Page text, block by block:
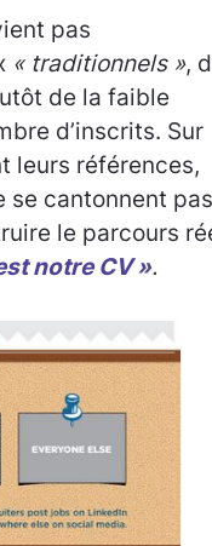
pas
« traditionnels »,
de la faible
d’inscrits. Sur
leurs références,
se cantonnent
le parcours
notre CV ».